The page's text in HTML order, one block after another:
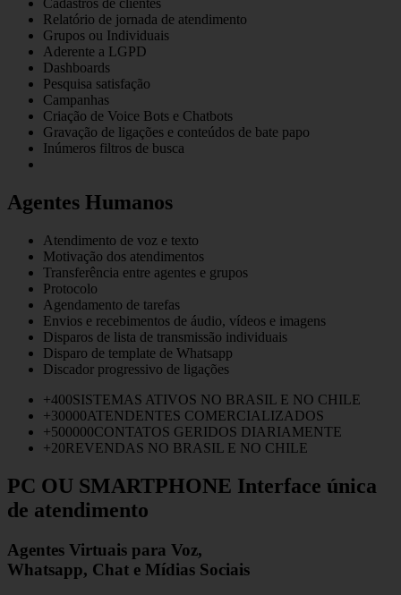
Cadastros de clientes
Relatório de jornada de atendimento
Grupos ou Individuais
Aderente a LGPD
Dashboards
Pesquisa satisfação
Campanhas
Criação de Voice Bots e Chatbots
Gravação de ligações e conteúdos de bate papo
Inúmeros filtros de busca
Agentes Humanos
Atendimento de voz e texto
Motivação dos atendimentos
Transferência entre agentes e grupos
Protocolo
Agendamento de tarefas
Envios e recebimentos de áudio, vídeos e imagens
Disparos de lista de transmissão individuais
Disparo de template de Whatsapp
Discador progressivo de ligações
+400SISTEMAS ATIVOS NO BRASIL E NO CHILE
+30000ATENDENTES COMERCIALIZADOS
+500000CONTATOS GERIDOS DIARIAMENTE
+20REVENDAS NO BRASIL E NO CHILE
PC OU SMARTPHONE Interface única
de atendimento
Agentes Virtuais para Voz,
Whatsapp, Chat e Mídias Sociais